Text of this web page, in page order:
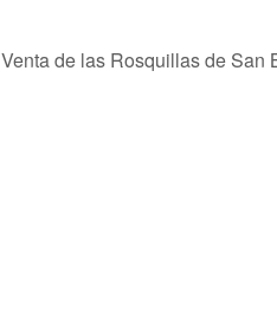
Venta de las Rosquillas de San